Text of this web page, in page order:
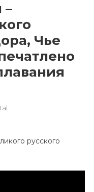
–
Чье